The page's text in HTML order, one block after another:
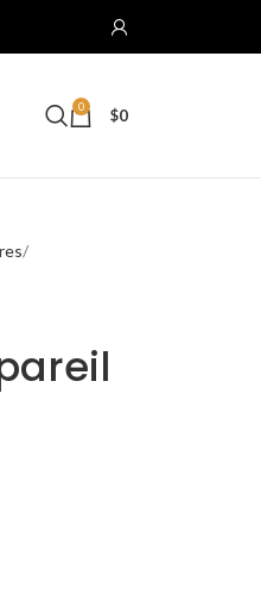
0 $0